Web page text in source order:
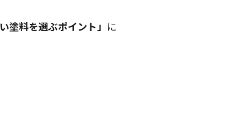
塗料を選ぶポイント」 に